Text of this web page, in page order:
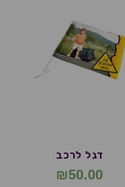
דגל לרכב
₪50.00